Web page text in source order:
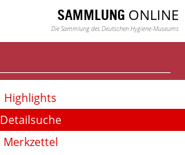
SAMMLUNG ONLINE
Die Sammlung des Deutschen Hygiene-Museums
Highlights
Detailsuche
Merkzettel